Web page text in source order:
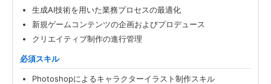
生成AI技術を用いた業務プロセスの最適化
新規ゲームコンテンツの企画およびプロデュース
クリエイティブ制作の進行管理
必須スキル
Photoshopによるキャラクターイラスト制作スキル